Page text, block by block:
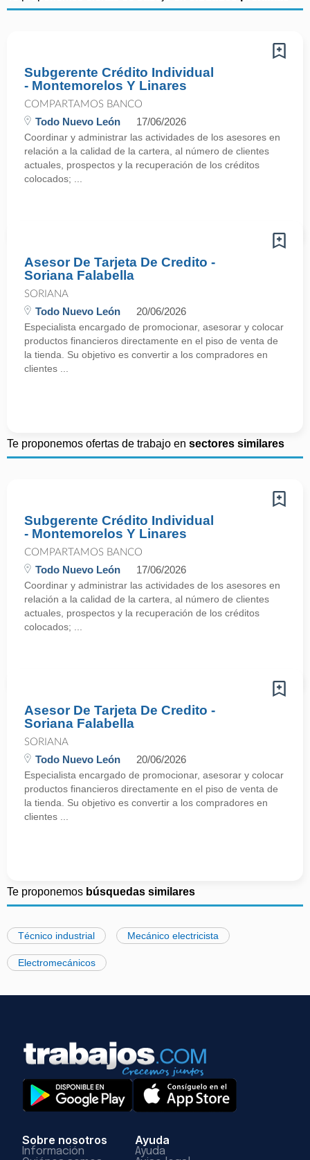
Subgerente Crédito Individual
- Montemorelos Y Linares
COMPARTAMOS BANCO
Todo Nuevo León 17/06/2026
Coordinar y administrar las actividades de los asesores en
relación a la calidad de la cartera, al número de clientes
actuales, prospectos y la recuperación de los créditos
colocados; ...
Asesor De Tarjeta De Credito -
Soriana Falabella
SORIANA
Todo Nuevo León 20/06/2026
Especialista encargado de promocionar, asesorar y colocar
productos financieros directamente en el piso de venta de
la tienda. Su objetivo es convertir a los compradores en
clientes ...
Te proponemos ofertas de trabajo en sectores similares
Subgerente Crédito Individual
- Montemorelos Y Linares
COMPARTAMOS BANCO
Todo Nuevo León 17/06/2026
Coordinar y administrar las actividades de los asesores en
relación a la calidad de la cartera, al número de clientes
actuales, prospectos y la recuperación de los créditos
colocados; ...
Asesor De Tarjeta De Credito -
Soriana Falabella
SORIANA
Todo Nuevo León 20/06/2026
Especialista encargado de promocionar, asesorar y colocar
productos financieros directamente en el piso de venta de
la tienda. Su objetivo es convertir a los compradores en
clientes ...
Te proponemos búsquedas similares
Técnico industrial Mecánico electricista
Electromecánicos
Sobre nosotros
Información
Ayuda
Ayuda